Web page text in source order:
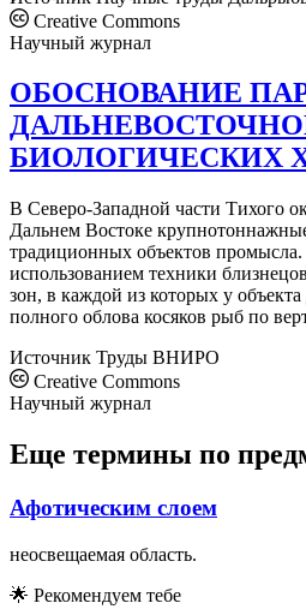
Creative Commons
Научный журнал
ОБОСНОВАНИЕ
БИОЛОГИЧЕСКИХ
В Северо-Западной части Тихого
Дальнем Востоке
традиционных объектов промысла.
использованием техники
зон, в каждой из которых у
полного облова косяков рыб по
Источник Труды ВНИРО
Creative Commons
Научный журнал
Еще термины по
Афотическим слоем
неосвещаемая область.
🌟 Рекомендуем тебе